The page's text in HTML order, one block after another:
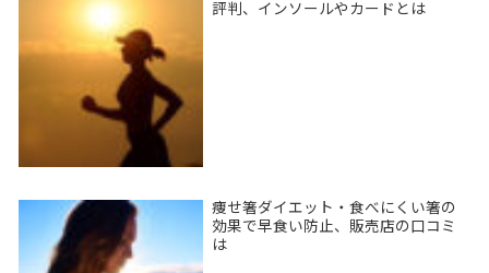
評判、インソールやカードとは
痩せ箸ダイエット・食べにくい箸の
効果で早食い防止、販売店の口コミ
は